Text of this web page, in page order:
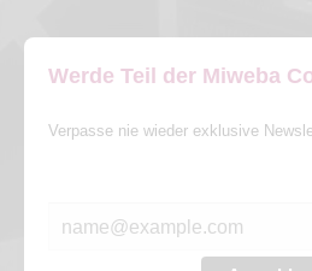
Werde Teil der Miweba
Verpasse nie wieder exklusive